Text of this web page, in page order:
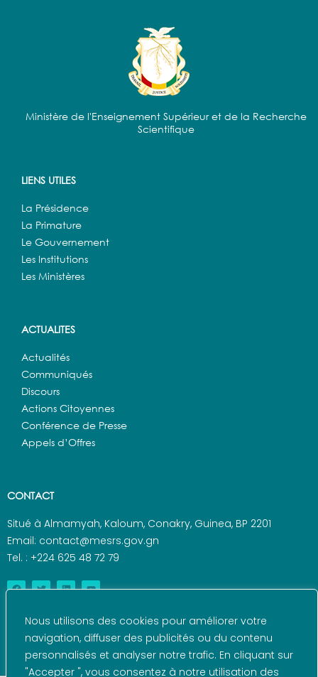
Nous utilisons des cookies pour améliorer votre
navigation, diffuser des publicités ou du contenu
personnalisés et analyser notre trafic. En cliquant sur
"Accepter ", vous consentez à notre utilisation des
Ministère de l'Enseignement Supérieur et de la Recherche
Scientifique
LIENS UTILES
La Présidence
La Primature
Le Gouvernement
Les Institutions
Les Ministères
ACTUALITES
Actualités
Communiqués
Discours
Actions Citoyennes
Conférence de Presse
Appels d’Offres
CONTACT
Situé à Almamyah, Kaloum, Conakry, Guinea, BP 2201
Email: contact@mesrs.gov.gn
Tel. : +224 625 48 72 79